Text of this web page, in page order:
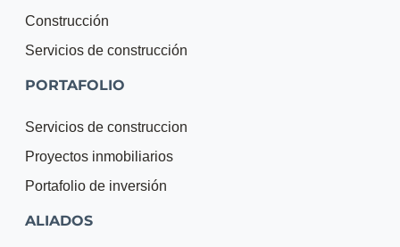
Construcción
Servicios de construcción
PORTAFOLIO
Servicios de construccion
Proyectos inmobiliarios
Portafolio de inversión
ALIADOS